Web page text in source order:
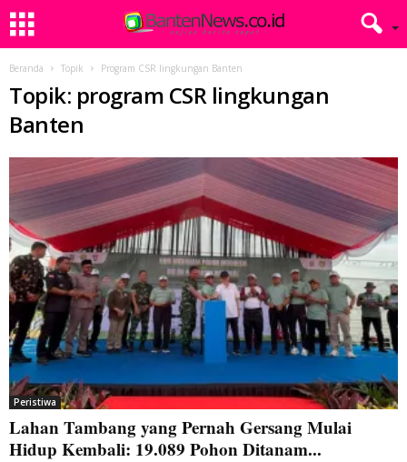
Beranda Topik Program CSR lingkungan Banten
Topik: program CSR lingkungan
Banten
Peristiwa
Lahan Tambang yang Pernah Gersang Mulai
Hidup Kembali: 19.089 Pohon Ditanam...